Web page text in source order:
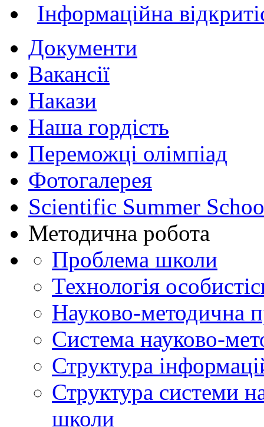
Інформаційна
Документи
Вакансії
Накази
Наша гордість
Переможці олімпіад
Фотогалерея
Scientific Summer
Методична робота
Проблема школи
Технологія
Науково-методична
Система науково-
Структура
Структура системи
школи